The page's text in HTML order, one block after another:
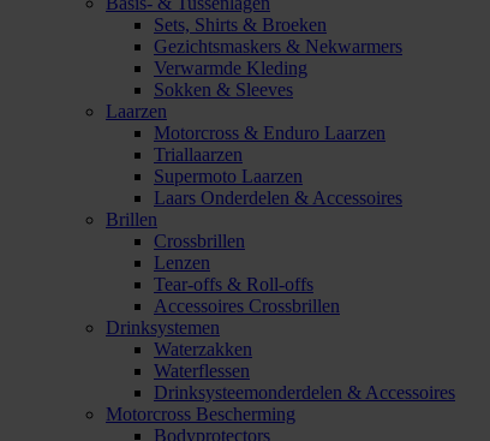
Sets, Shirts & Broeken
Gezichtsmaskers & Nekwarmers
Verwarmde Kleding
Sokken & Sleeves
Laarzen
Motorcross & Enduro Laarzen
Triallaarzen
Supermoto Laarzen
Laars Onderdelen & Accessoires
Brillen
Crossbrillen
Lenzen
Tear-offs & Roll-offs
Accessoires Crossbrillen
Drinksystemen
Waterzakken
Waterflessen
Drinksysteemonderdelen & Accessoires
Motorcross Bescherming
Bodyprotectors